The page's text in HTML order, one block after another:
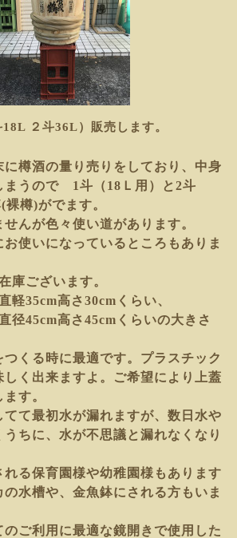
２斗36L）販売します。
樽酒の量り売りをしており、中身
まうので 1斗（18Ｌ用）と2斗
裸樽)がでます。
んが色々使い道があります。
使いになっているところもありま
ございます。
軽35cm高さ30cmくらい、
径45cm高さ45cmくらいの大きさ
くる時に最適です。プラスチック
く出来ますよ。ご希望により上蓋
す。
てて最初水が漏れますが、数日水や
ちに、水が不思議と漏れなくなり
れる保育園様や幼稚園様もあります
の水槽や、金魚鉢にされる方もいま
のご利用に最適な鏡開きで使用した